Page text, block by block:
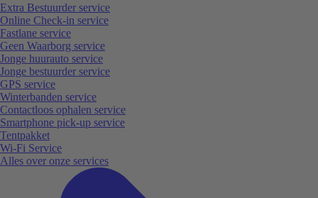
Extra Bestuurder service
Online Check-in service
Fastlane service
Geen Waarborg service
Jonge huurauto service
Jonge bestuurder service
GPS service
Winterbanden service
Contactloos ophalen service
Smartphone pick-up service
Tentpakket
Wi-Fi Service
Alles over onze services